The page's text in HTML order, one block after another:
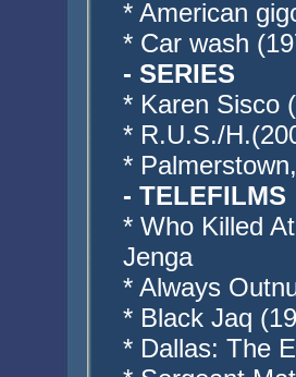
* American
* Car wash
- SERIES
* Karen Sisco
* R.U.S./
*
- TELEFILMS
* Who Killed
Jenga
* Always
* Black Jaq
* Dallas: The